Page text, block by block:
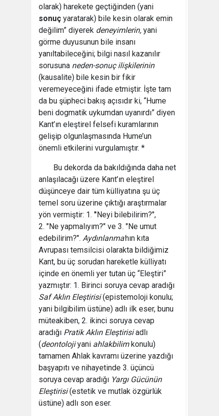
olarak) harekete geçtiğinden (yani
sonuç yaratarak) bile kesin olarak emin
değilim” diyerek deneyimlerin, yani
görme duyusunun bile insanı
yanıltabileceğini; bilgi nasıl kazanılır
sorusuna neden-sonuç ilişkilerinin
(kausalite) bile kesin bir fikir
veremeyeceğini ifade etmiştir. İşte tam
da bu şüpheci bakış açısıdır ki, “Hume
beni dogmatik uykumdan uyanırdı” diyen
Kant’ın eleştirel felsefi kuramlarının
gelişip olgunlaşmasında Hume’un
önemli etkilerini vurgulamıştır. *
Bu dekorda da bakıldığında daha net
anlaşılacağı üzere Kant’ın eleştirel
düşünceye dair tüm külliyatına şu üç
temel soru üzerine çıktığı araştırmalar
yön vermiştir: 1. "Neyi bilebilirim?",
2. "Ne yapmalıyım?" ve 3. "Ne umut
edebilirim?". Aydınlanma’nın kıta
Avrupası temsilcisi olarakta bildiğimiz
Kant, bu üç sorudan hareketle külliyatı
içinde en önemli yer tutan üç “Eleştiri”
yazmıştır: 1. Birinci soruya cevap aradığı
Saf Aklın Eleştirisi(epistemoloji konulu;
yani bilgibilim üstüne) adlı ilk eser, bunu
müteakiben, 2. ikinci soruya cevap
aradığı Pratik Aklın Eleştirisiadlı
(deontolojiyani ahlakbilimkonulu)
tamamen Ahlak kavramı üzerine yazdığı
başyapıtı ve nihayetinde 3. üçüncü
soruya cevap aradığı Yargı Gücünün
Eleştirisi(estetik ve mutlak özgürlük
üstüne) adlı son eser.